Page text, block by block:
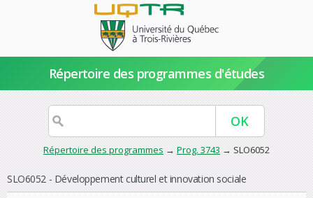
Répertoire des programmes d'études
Répertoire des programmes → Prog. 3743 → SLO6052
SLO6052 - Développement culturel et innovation sociale